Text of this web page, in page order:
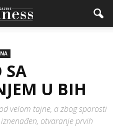
SA
U BIH
velom tajne, a zbog sporosti
otvaranje prvih